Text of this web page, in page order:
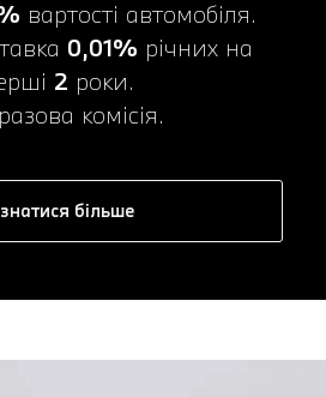
вартості автомобіля.
0,01% річних на
2 роки.
разова комісія.
більше